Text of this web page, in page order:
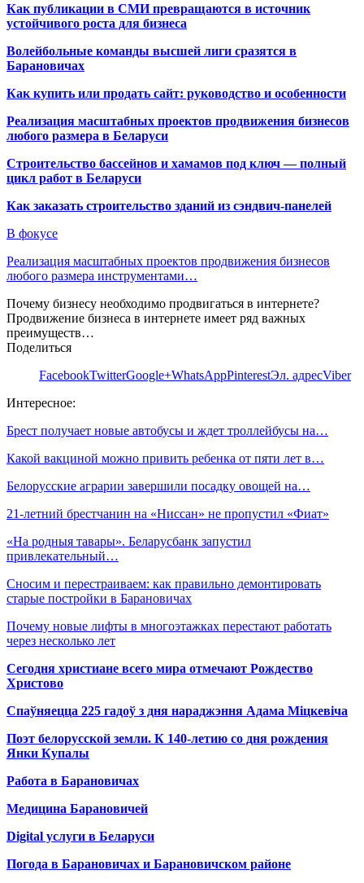
Как публикации в СМИ превращаются в источник
устойчивого роста для бизнеса
Волейбольные команды высшей лиги сразятся в
Барановичах
Как купить или продать сайт: руководство и особенности
Реализация масштабных проектов продвижения бизнесов
любого размера в Беларуси
Строительство бассейнов и хамамов под ключ — полный
цикл работ в Беларуси
Как заказать строительство зданий из сэндвич-панелей
В фокусе
Реализация масштабных проектов продвижения бизнесов
любого размера инструментами…
Почему бизнесу необходимо продвигаться в интернете?
Продвижение бизнеса в интернете имеет ряд важных
преимуществ…
Поделиться
FacebookTwitterGoogle+WhatsAppPinterestЭл. адресViber
Интересное:
Брест получает новые автобусы и ждет троллейбусы на…
Какой вакциной можно привить ребенка от пяти лет в…
Белорусские аграрии завершили посадку овощей на…
21-летний брестчанин на «Ниссан» не пропустил «Фиат»
«На родныя тавары». Беларусбанк запустил
привлекательный…
Сносим и перестраиваем: как правильно демонтировать
старые постройки в Барановичах
Почему новые лифты в многоэтажках перестают работать
через несколько лет
Сегодня христиане всего мира отмечают Рождество
Христово
Спаўняецца 225 гадоў з дня нараджэння Адама Міцкевіча
Поэт белорусской земли. К 140-летию со дня рождения
Янки Купалы
Работа в Барановичах
Медицина Барановичей
Digital услуги в Беларуси
Погода в Барановичах и Барановичском районе